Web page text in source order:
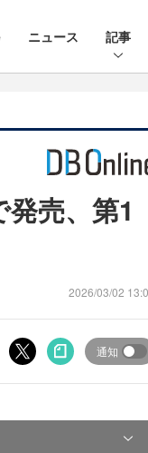
ニュース 記事
売、第1
2026/03/02
通知